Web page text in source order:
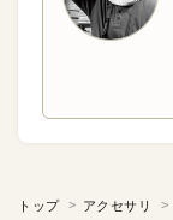
トップ アクセサリ